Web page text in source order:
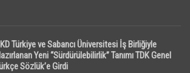
Türkiye ve Sabancı Üniversitesi İş Birliğiyle
Yeni “Sürdürülebilirlik” Tanımı TDK Genel
Sözlük’e Girdi